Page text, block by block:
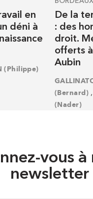
en
déni à
(Philippe)
De la
: des
droit.
offerts
Aubin
(Bernard),
(Nader)
vous à
newsletter